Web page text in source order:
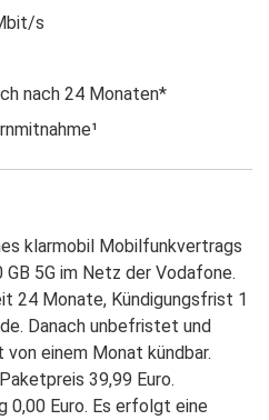
s
nach 24 Monaten*
klarmobil Mobilfunkvertrags
5G im Netz der Vodafone.
24 Monate, Kündigungsfrist 1
Danach unbefristet und
einem Monat kündbar.
39,99 Euro.
0,00 Euro. Es erfolgt eine